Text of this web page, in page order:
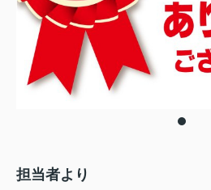
担当者より